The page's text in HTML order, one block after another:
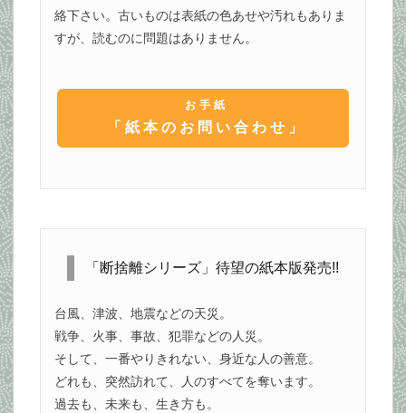
絡下さい。古いものは表紙の色あせや汚れもありま
すが、読むのに問題はありません。
お手紙
「紙本のお問い合わせ」
「断捨離シリーズ」待望の紙本版発売!!
台風、津波、地震などの天災。
戦争、火事、事故、犯罪などの人災。
そして、一番やりきれない、身近な人の善意。
どれも、突然訪れて、人のすべてを奪います。
過去も、未来も、生き方も。